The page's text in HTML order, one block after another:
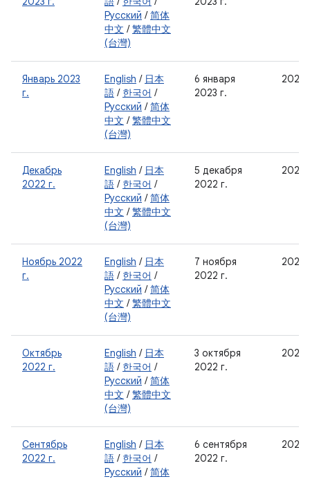
Русский /简体
中文 /繁體中文
(台灣)
Январь 2023
г.
English / 日本
語 / 한국어 /
Русский /简体
中文 /繁體中文
(台灣)
6 января
2023 г.
Декабрь
2022 г.
English / 日本
語 / 한국어 /
Русский /简体
中文 /繁體中文
(台灣)
5 декабря
2022 г.
Ноябрь 2022
г.
English / 日本
語 / 한국어 /
Русский /简体
中文 /繁體中文
(台灣)
7 ноября
2022 г.
Октябрь
2022 г.
English / 日本
語 / 한국어 /
Русский /简体
中文 /繁體中文
(台灣)
3 октября
2022 г.
Сентябрь
2022 г.
English / 日本
語 / 한국어 /
Русский /简体
6 сентября
2022 г.